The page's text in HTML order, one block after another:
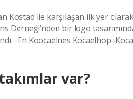
Kostad ile karşılaşan ilk yer
Derneği’nden bir logo
-En Koocaelnes Kocaelhop
var?